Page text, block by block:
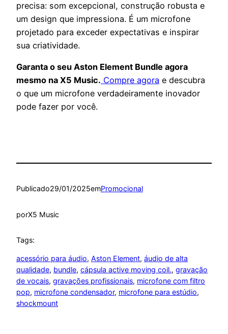
precisa: som excepcional, construção robusta e
um design que impressiona. É um microfone
projetado para exceder expectativas e inspirar
sua criatividade.
Garanta o seu Aston Element Bundle agora
mesmo na X5 Music. Compre agora e descubra
o que um microfone verdadeiramente inovador
pode fazer por você.
Publicado29/01/2025emPromocional
porX5 Music
Tags:
acessório para áudio, Aston Element, áudio de alta
qualidade, bundle, cápsula active moving coil., gravação
de vocais, gravações profissionais, microfone com filtro
pop, microfone condensador, microfone para estúdio
shockmount